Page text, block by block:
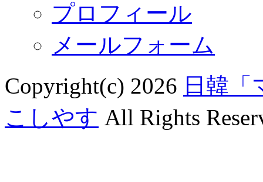
プロフィール
メールフォーム
Copyright(c) 2026 日韓
こしやす All Rights